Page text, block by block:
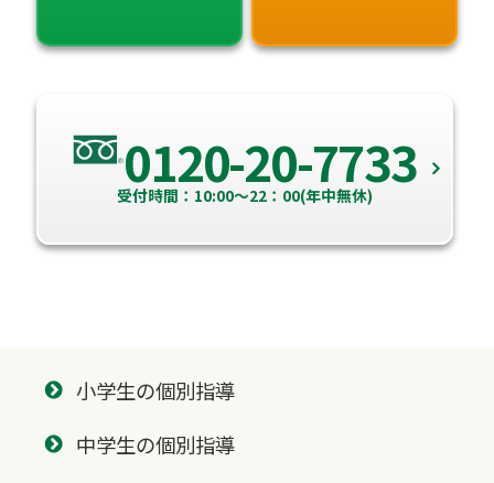
0120-20-7733
受付時間：10:00～22：00(年中無休)
小学生の個別指導
中学生の個別指導